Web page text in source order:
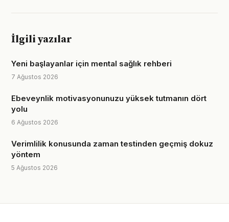
İlgili yazılar
Yeni başlayanlar için mental sağlık rehberi
7 Ağustos 2026
Ebeveynlik motivasyonunuzu yüksek tutmanın dört
yolu
6 Ağustos 2026
Verimlilik konusunda zaman testinden geçmiş dokuz
yöntem
5 Ağustos 2026